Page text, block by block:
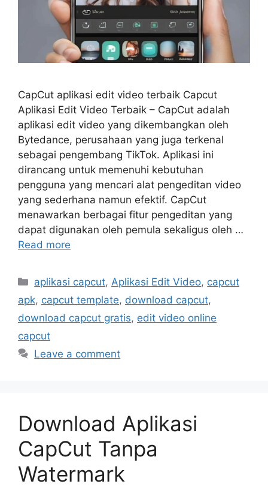
CapCut aplikasi edit video terbaik Capcut
Aplikasi Edit Video Terbaik – CapCut adalah
aplikasi edit video yang dikembangkan oleh
Bytedance, perusahaan yang juga terkenal
sebagai pengembang TikTok. Aplikasi ini
dirancang untuk memenuhi kebutuhan
pengguna yang mencari alat pengeditan video
yang sederhana namun efektif. CapCut
menawarkan berbagai fitur pengeditan yang
dapat digunakan oleh pemula sekaligus oleh …
Read more
Categories
aplikasi capcut, Aplikasi Edit Video, capcut
apk, capcut template, download capcut,
download capcut gratis, edit video online
capcut
Leave a comment
Download Aplikasi
CapCut Tanpa
Watermark